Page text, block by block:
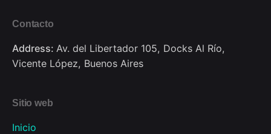
Contacto
Address: Av. del Libertador 105, Docks Al Río,
Vicente López, Buenos Aires
Sitio web
Inicio